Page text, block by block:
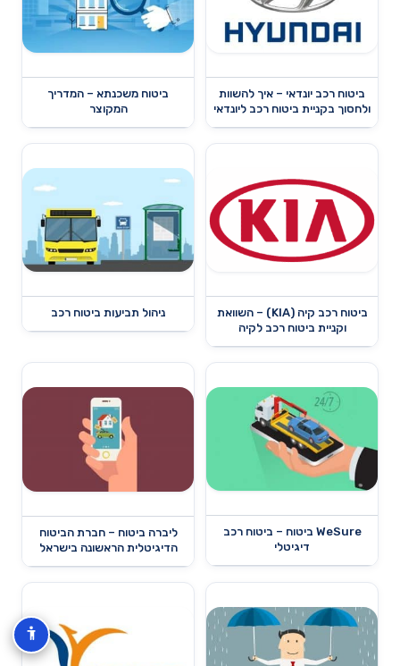
ביטוח רכב יונדאי – איך להשוות
ולחסוך בקניית ביטוח רכב ליונדאי
ביטוח משכנתא – המדריך
המקוצר
ביטוח רכב קיה (KIA) – השוואת
וקניית ביטוח רכב לקיה
ניהול תביעות ביטוח רכב
WeSure ביטוח – ביטוח רכב
דיגיטלי
ליברה ביטוח – חברת הביטוח
הדיגיטלית הראשונה בישראל